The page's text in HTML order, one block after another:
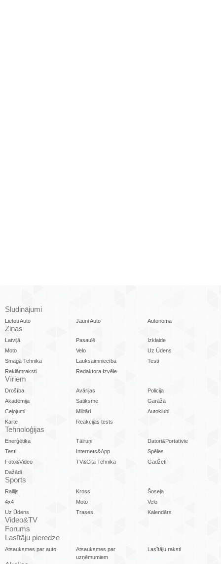
Sludinājumi
Lietoti Auto Jauni Auto Autonoma
Ziņas
Latvijā Pasaulē
Izklaide
Moto
Velo
Uz Ūdens
Smagā Tehnika
Lauksaimniecība
Testi
Reklāmraksti
Redaktora Izvēle
Vīriem
Drošība Avārijas
Policija
Akadēmija
Satiksme
Garāžā
Ceļojumi
Militāri
Autoklubi
Karte
Reakcijas tests
Tehnoloģijas
Enerģētika Tālruņi
Datori&Portatīvie
Testi
Internets&App
Spēles
Foto&Video
TV&Cita Tehnika
Gadžeti
Dažādi
Sports
Rallijs Kross
Šoseja
4x4
Moto
Velo
Uz Ūdens
Trases Kalendārs
Video&TV
Forums
Lasītāju pieredze
Atsauksmes par auto
Atsauksmes par
uzņēmumiem
Lasītāju raksti